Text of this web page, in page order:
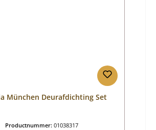
München Deurafdichting Set
Productnummer: 01038317